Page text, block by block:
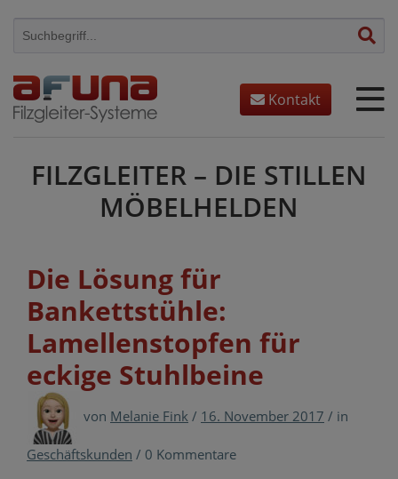
Skip
Kontakt
FILZGLEITER – DIE STILLEN
MÖBELHELDEN
Die Lösung für
Bankettstühle:
Lamellenstopfen für
eckige Stuhlbeine
von Melanie Fink / 16. November 2017 / in
Geschäftskunden / 0 Kommentare